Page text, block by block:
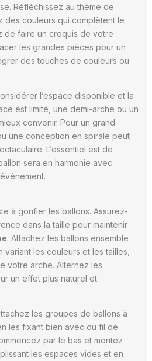
Réfléchissez au thème de
des couleurs qui complètent le
de faire un croquis de votre
les grandes pièces pour un
des touches de couleurs ou
l’espace disponible et la
est limité, une demi-arche ou un
convenir. Pour un grand
une conception en spirale peut
L’essentiel est de
sera en harmonie avec
à gonfler les ballons. Assurez-
dans la taille pour maintenir
. Attachez les ballons ensemble
les couleurs et les tailles,
votre arche. Alternez les
un effet plus naturel et
les groupes de ballons à
les fixant bien avec du fil de
par le bas et montez
les espaces vides et en